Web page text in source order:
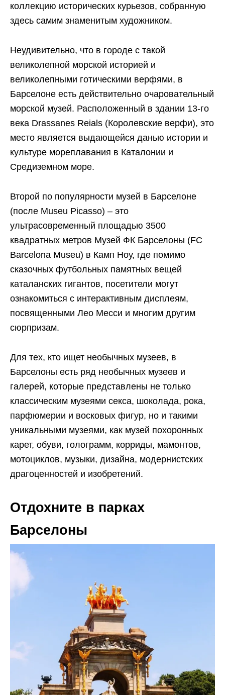
коллекцию исторических курьезов, собранную
здесь самим знаменитым художником.
Неудивительно, что в городе с такой
великолепной морской историей и
великолепными готическими верфями, в
Барселоне есть действительно очаровательный
морской музей. Расположенный в здании 13-го
века Drassanes Reials (Королевские верфи), это
место является выдающейся данью истории и
культуре мореплавания в Каталонии и
Средиземном море.
Второй по популярности музей в Барселоне
(после Museu Picasso) – это
ультрасовременный площадью 3500
квадратных метров Музей ФК Барселоны (FC
Barcelona Museu) в Камп Ноу, где помимо
сказочных футбольных памятных вещей
каталанских гигантов, посетители могут
ознакомиться с интерактивным дисплеям,
посвященными Лео Месси и многим другим
сюрпризам.
Для тех, кто ищет необычных музеев, в
Барселоны есть ряд необычных музеев и
галерей, которые представлены не только
классическим музеями секса, шоколада, рока,
парфюмерии и восковых фигур, но и такими
уникальными музеями, как музей похоронных
карет, обуви, голограмм, корриды, мамонтов,
мотоциклов, музыки, дизайна, модернистских
драгоценностей и изобретений.
Отдохните в парках
Барселоны